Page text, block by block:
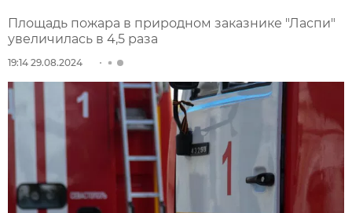
Площадь пожара в природном заказнике "Ласпи"
увеличилась в 4,5 раза
19:14 29.08.2024